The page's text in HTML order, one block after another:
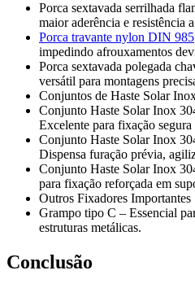
Porca sextavada serrilhada
maior aderência e resistência
Porca travante nylon DIN 985
impedindo afrouxamentos
Porca sextavada polegada
versátil para montagens
Conjuntos de Haste Solar
Conjunto Haste Solar Inox
Excelente para fixação
Conjunto Haste Solar Inox
Dispensa furação prévia,
Conjunto Haste Solar Inox
para fixação reforçada em
Outros Fixadores Importantes
Grampo tipo C – Essencial
estruturas metálicas.
Conclusão